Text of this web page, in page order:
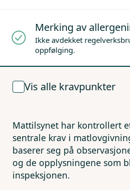
Merking av
Ikke avdekket
oppfølging.
Vis alle kravpunkter
Mattilsynet har kontrollert
sentrale krav i
baserer seg på
og de opplysningene som
inspeksjonen.